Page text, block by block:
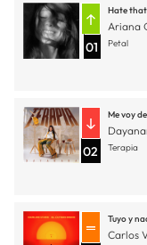
01
Hate that
Ariana
Petal
02
Me voy
Terapia
Tuyo y
Carlos